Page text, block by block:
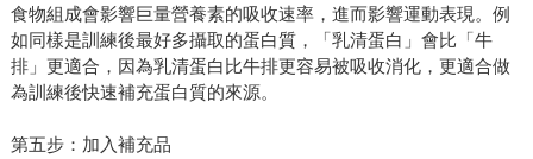
食物組成會影響巨量營養素的吸收速率，進而影響運動表現。例
如同樣是訓練後最好多攝取的蛋白質，「乳清蛋白」會比「牛
排」更適合，因為乳清蛋白比牛排更容易被吸收消化，更適合做
為訓練後快速補充蛋白質的來源。
第五步：加入補充品